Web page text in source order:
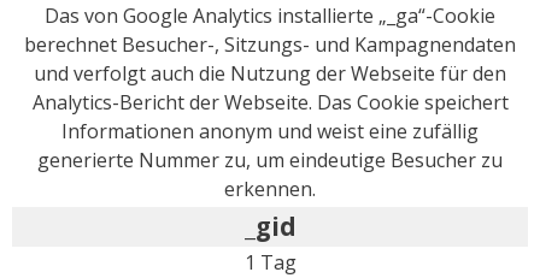
Das von Google Analytics installierte „_ga“-Cookie
berechnet Besucher-, Sitzungs- und Kampagnendaten
und verfolgt auch die Nutzung der Webseite für den
Analytics-Bericht der Webseite. Das Cookie speichert
Informationen anonym und weist eine zufällig
generierte Nummer zu, um eindeutige Besucher zu
erkennen.
_gid
1 Tag